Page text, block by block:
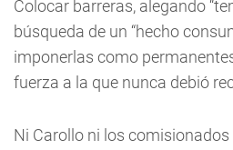
Colocar barreras, alegando
búsqueda de un “hecho
imponerlas como
fuerza a la que nunca debió
Ni Carollo ni los